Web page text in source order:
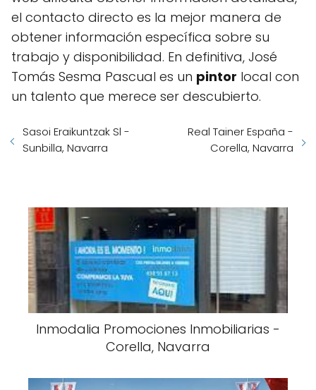
el contacto directo es la mejor manera de
obtener información específica sobre su
trabajo y disponibilidad. En definitiva, José
Tomás Sesma Pascual es un pintor local con
un talento que merece ser descubierto.
Sasoi Eraikuntzak Sl -
Sunbilla, Navarra
Real Tainer España -
Corella, Navarra
Inmodalia Promociones Inmobiliarias -
Corella, Navarra